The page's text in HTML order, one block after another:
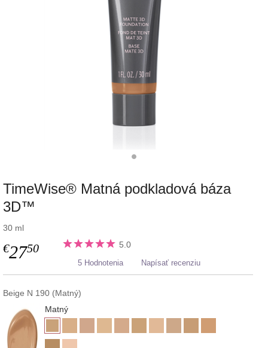
TimeWise® Matná podkladová báza
3D™
30 ml
€2750 5.0
5 Hodnotenia Napísať recenziu
Beige N 190 (Matný)
Matný